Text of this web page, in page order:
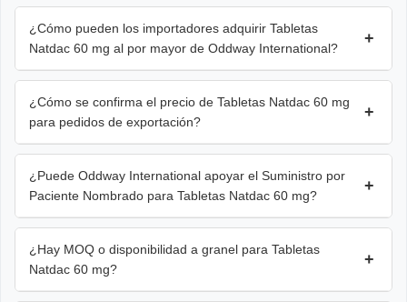
¿Cómo pueden los importadores adquirir Tabletas
Natdac 60 mg al por mayor de Oddway International?
+
¿Cómo se confirma el precio de Tabletas Natdac 60 mg
para pedidos de exportación?
+
¿Puede Oddway International apoyar el Suministro por
Paciente Nombrado para Tabletas Natdac 60 mg?
+
¿Hay MOQ o disponibilidad a granel para Tabletas
Natdac 60 mg?
+